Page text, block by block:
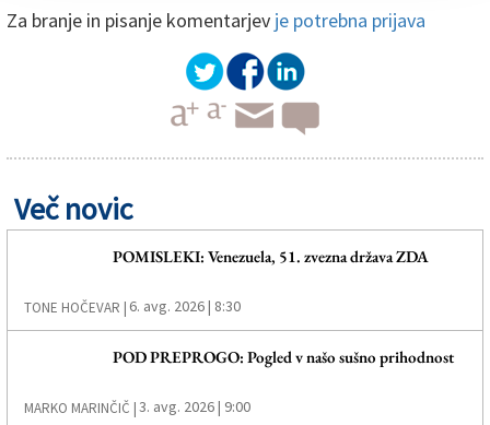
Za branje in pisanje komentarjev je potrebna prijava
Več novic
POMISLEKI: Venezuela, 51. zvezna država ZDA
TONE HOČEVAR | 6. avg. 2026 | 8:30
POD PREPROGO: Pogled v našo sušno prihodnost
MARKO MARINČIČ |3. avg. 2026 | 9:00